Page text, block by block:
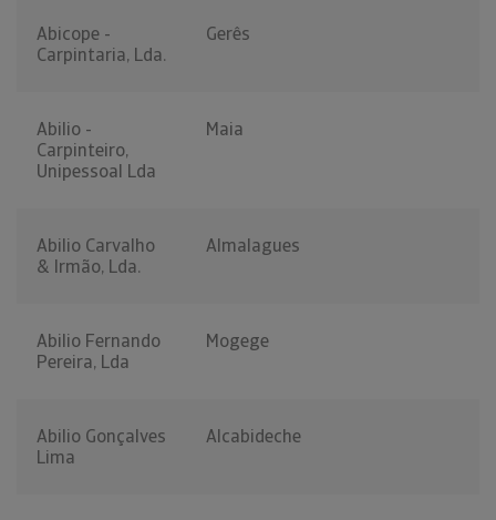
Abicope -
Carpintaria, Lda.
Gerês
Abilio -
Carpinteiro,
Unipessoal Lda
Maia
Abilio Carvalho
& Irmão, Lda.
Almalagues
Abilio Fernando
Pereira, Lda
Mogege
Abilio Gonçalves
Lima
Alcabideche